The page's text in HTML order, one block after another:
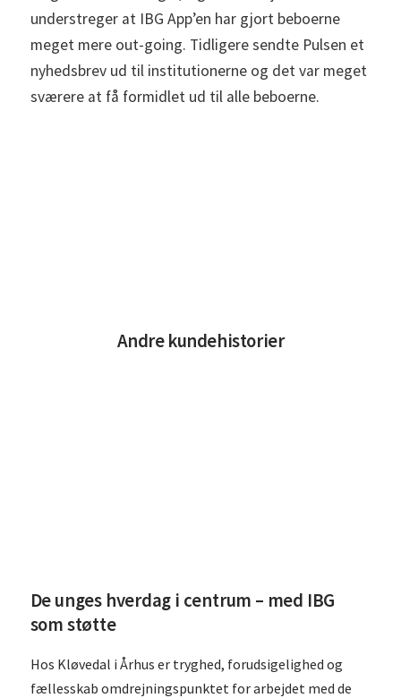
understreger at IBG App’en har gjort beboerne
meget mere out-going. Tidligere sendte Pulsen et
nyhedsbrev ud til institutionerne og det var meget
sværere at få formidlet ud til alle beboerne.
Andre kundehistorier
De unges hverdag i centrum – med IBG
som støtte
Hos Kløvedal i Århus er tryghed, forudsigelighed og
fællesskab omdrejningspunktet for arbejdet med de